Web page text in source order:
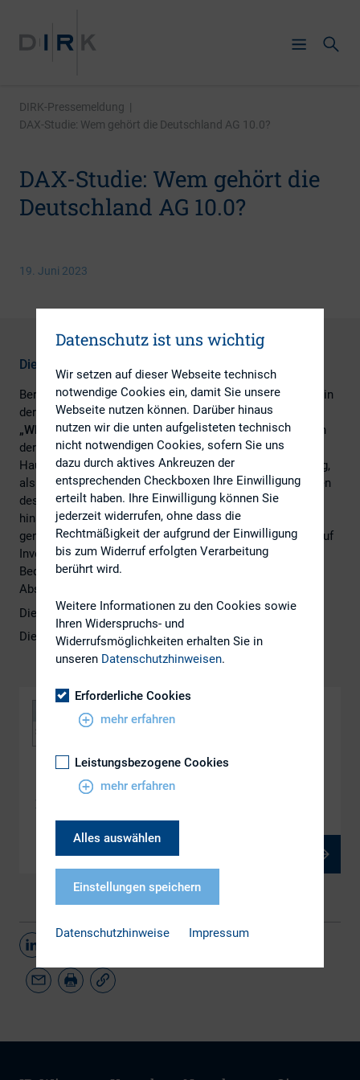
DIRK-Pressemeldung |
DAX-Studie: Wem gehört die Deutschland AG 10.0?
DAX-Studie: Wem gehört die
Deutschland AG 10.0?
19. Juni 2023
Die Aktionärsstruktur des deutschen Leitindex DAX
Bereits zum zehnten Mal haben S&P Global und der DIRK in
der Marktstudie „Investoren der Deutschland AG 10.0“ –
„Who owns the German DAX?“die Strukturveränderungen
der Investorenlandschaft des DAX analysiert. Das
Hauptaugenmerk der Studie lag sowohl auf der Verteilung,
als auch speziell auf den Veränderungen und Mittelflüssen
des institutionellen Streubesitzes der DAX-Emittenten
hinsichtlich Geografie, Investment Stil sowie den meist
genutzten Handelsplätzen. Hierbei wurden Investments auf
Investorengruppenebene, von Staatsfonds sowie die
Bedeutung von extra-finanziellen Kriterien und das
Abstimmverhalten von Investoren näher untersucht.
Die Pressemitteilung finden Siehier.
Die Studie finden Sie hier.
DOWNLOAD
DAX-Studie Wem gehört die Deutschland AG 10.0
Datenschutz ist uns wichtig
Wir setzen auf dieser Webseite technisch
notwendige Cookies ein, damit Sie unsere
Webseite nutzen können. Darüber hinaus
nutzen wir die unten aufgelisteten technisch
nicht notwendigen Cookies, sofern Sie uns
dazu durch aktives Ankreuzen der
entsprechenden Checkboxen Ihre Einwilligung
erteilt haben. Ihre Einwilligung können Sie
jederzeit widerrufen, ohne dass die
Rechtmäßigkeit der aufgrund der Einwilligung
bis zum Widerruf erfolgten Verarbeitung
berührt wird.
Weitere Informationen zu den Cookies sowie
Ihren Widerspruchs- und
Widerrufsmöglichkeiten erhalten Sie in
unseren Datenschutzhinweisen.
Erforderliche Cookies
mehr erfahren
Leistungsbezogene Cookies
mehr erfahren
Alles auswählen
Einstellungen speichern
Datenschutzhinweise Impressum